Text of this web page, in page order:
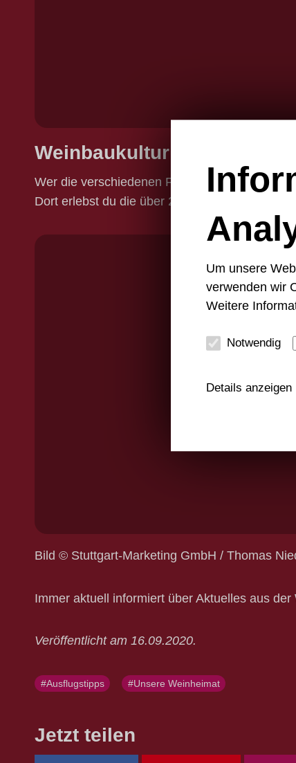
Weinbaukultur mit allen
Wer die verschiedenen Facetten des
Dort erlebst du die über 2000-jährige
Bild © Stuttgart-Marketing GmbH / Thomas
Immer aktuell informiert über Aktuelles aus
Veröffentlicht am 16.09.2020.
#Ausflugstipps #Unsere Weinheimat
Jetzt teilen
Um unsere
verwenden wir
Weitere
Notwendig
Details anzeigen